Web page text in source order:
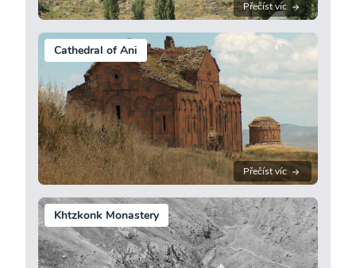
Přečíst víc
Cathedral of Ani
Přečíst víc
Khtzkonk Monastery